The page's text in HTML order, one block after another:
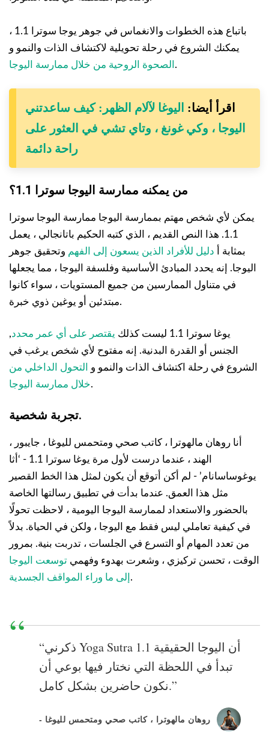
باتباع هذه الخطوات والانغماس في جوهر يوجا سوترا 1.1 ،
يمكنك الشروع في رحلة تحويلية لاكتشاف الذات والنمو و
الصحوة الروحية من خلال ممارسة اليوجا .
اقرأ أيضا: اليوغا لآلام الظهر: كيف ساعدتني
اليوجا ، وكي غونغ ، وتاي تشي في العثور على
راحة دائمة
من يمكنه ممارسة اليوجا سوترا 1.1؟
يمكن لأي شخص مهتم بممارسة اليوجا ممارسة اليوجا سوترا
1.1. هذا النص القديم ، الذي كتبه الحكيم باتانجالي ، يعمل
بمثابة أ دليل للأفراد الذين يسعون إلى الفهم وتحقيق جوهر
اليوجا. إنه يحدد المبادئ الأساسية وفلسفة اليوجا ، مما يجعلها
في متناول الممارسين من جميع المستويات ، سواء كانوا
مبتدئين أو يوغين ذوي خبرة.
يوغا سوترا 1.1 ليست كذلك يقتصر على أي عمر محدد,
الجنس أو القدرة البدنية. إنه مفتوح لأي شخص يرغب في
الشروع في رحلة اكتشاف الذات والنمو و
التحول الداخلي من
خلال ممارسة اليوجا.
تجربة شخصية.
أنا روهان مالهوترا ، كاتب صحي ومتحمس لليوغا ، جايبور ،
الهند ، عندما درست لأول مرة يوغا سوترا 1.1 - ‘أثا
يوغوساسانام’ - لم أكن أتوقع أن يكون لمثل هذا الخط القصير
مثل هذا العمق. عندما بدأت في تطبيق رسالتها الخاصة
بالحضور والاستعداد لممارسة اليوجا اليومية ، لاحظت تحولًا
في كيفية تعاملي ليس فقط مع اليوجا ، ولكن في الحياة. بدلاً
من تعدد المهام أو التسرع في الجلسات ، تدربت بنية. بمرور
الوقت ، تحسن تركيزي ، وشعرت بهدوء وفهمي توسعت اليوجا
إلى ما وراء المواقف الجسدية .
“ذكرني Yoga Sutra 1.1 أن اليوجا الحقيقية
تبدأ في اللحظة التي نختار فيها بوعي أن
نكون حاضرين بشكل كامل.”
- روهان مالهوترا ، كاتب صحي ومتحمس لليوغا